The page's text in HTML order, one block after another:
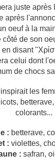
juste après
après
oeuf à la
côté de son
disant
celui dont
de chocs
les
colorants...
: betterave,
: violettes,
: safran,